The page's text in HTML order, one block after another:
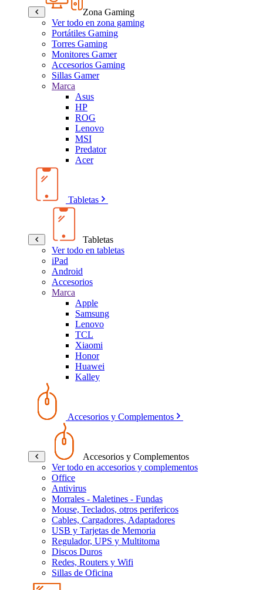
Zona Gaming
Ver todo en zona gaming
Portátiles Gaming
Torres Gaming
Monitores Gamer
Accesorios Gaming
Sillas Gamer
Marca
Asus
HP
ROG
Lenovo
MSI
Predator
Acer
Tabletas
Tabletas
Ver todo en tabletas
iPad
Android
Accesorios
Marca
Apple
Samsung
Lenovo
TCL
Xiaomi
Honor
Huawei
Kalley
Accesorios y Complementos
Accesorios y Complementos
Ver todo en accesorios y complementos
Office
Antivirus
Morrales - Maletines - Fundas
Mouse, Teclados, otros perifericos
Cables, Cargadores, Adaptadores
USB y Tarjetas de Memoria
Regulador, UPS y Multitoma
Discos Duros
Redes, Routers y Wifi
Sillas de Oficina